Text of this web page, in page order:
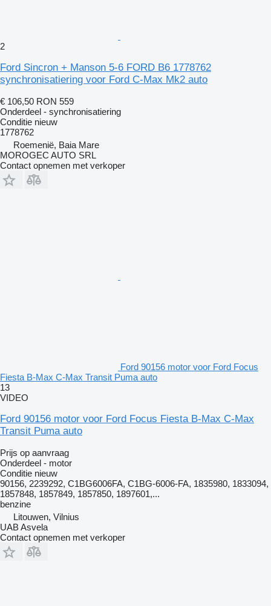
2
Ford Sincron + Manson 5-6 FORD B6 1778762
synchronisatiering voor Ford C-Max Mk2 auto
€ 106,50 RON 559
Onderdeel - synchronisatiering
Conditie nieuw
1778762
Roemenië, Baia Mare
MOROGEC AUTO SRL
Contact opnemen met verkoper
Ford 90156 motor voor Ford Focus
Fiesta B-Max C-Max Transit Puma auto
13
VIDEO
Ford 90156 motor voor Ford Focus Fiesta B-Max C-Max
Transit Puma auto
Prijs op aanvraag
Onderdeel - motor
Conditie nieuw
90156, 2239292, C1BG6006FA, C1BG-6006-FA, 1835980, 1833094,
1857848, 1857849, 1857850, 1897601,...
benzine
Litouwen, Vilnius
UAB Asvela
Contact opnemen met verkoper